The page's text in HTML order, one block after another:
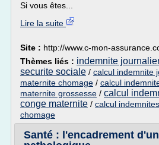
Si vous êtes...
Lire la suite
Site : http://www.c-mon-
Thèmes liés : indemnite
securite sociale / calcul indemnite
maternite chomage / calcul
maternite grossesse / calcul
conge maternite / calcul
chomage
Santé : l'encadrement